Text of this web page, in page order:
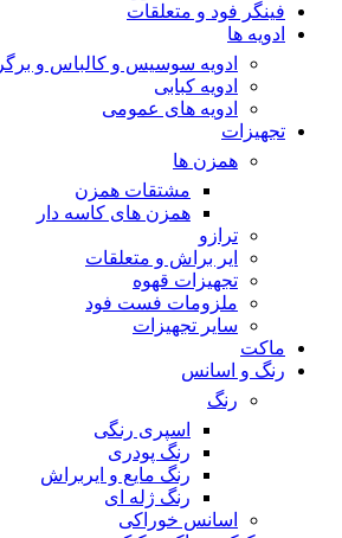
فینگر فود و متعلقات
ادویه ها
ادویه سوسیس و کالباس و برگر
ادویه کبابی
ادویه های عمومی
تجهیزات
همزن ها
مشتقات همزن
همزن های کاسه دار
ترازو
ایر براش و متعلقات
تجهیزات قهوه
ملزومات فست فود
سایر تجهیزات
ماکت
رنگ و اسانس
رنگ
اسپری رنگی
رنگ پودری
رنگ مایع و ایربراش
رنگ ژله ای
اسانس خوراکی